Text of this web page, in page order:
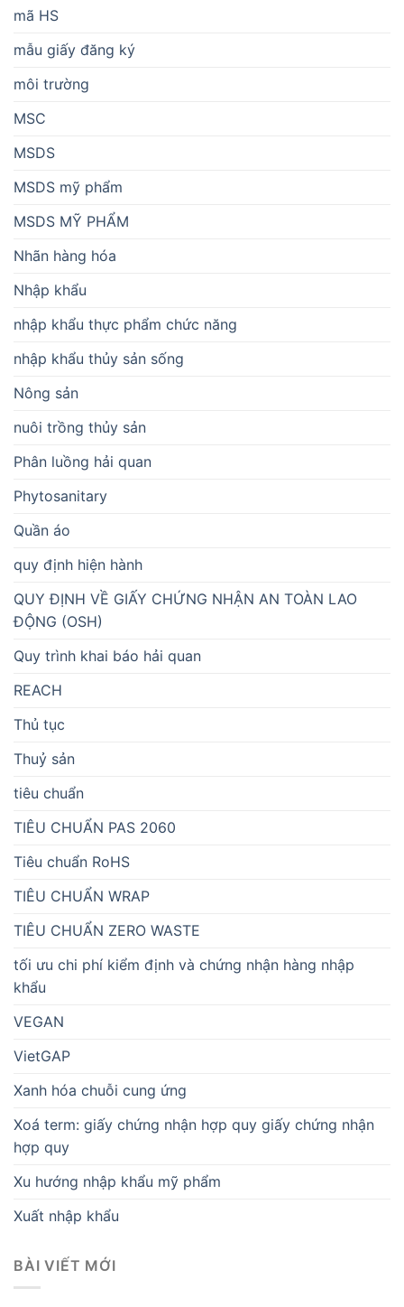
mã HS
mẫu giấy đăng ký
môi trường
MSC
MSDS
MSDS mỹ phẩm
MSDS MỸ PHẨM
Nhãn hàng hóa
Nhập khẩu
nhập khẩu thực phẩm chức năng
nhập khẩu thủy sản sống
Nông sản
nuôi trồng thủy sản
Phân luồng hải quan
Phytosanitary
Quần áo
quy định hiện hành
QUY ĐỊNH VỀ GIẤY CHỨNG NHẬN AN TOÀN LAO
ĐỘNG (OSH)
Quy trình khai báo hải quan
REACH
Thủ tục
Thuỷ sản
tiêu chuẩn
TIÊU CHUẨN PAS 2060
Tiêu chuẩn RoHS
TIÊU CHUẨN WRAP
TIÊU CHUẨN ZERO WASTE
tối ưu chi phí kiểm định và chứng nhận hàng nhập
khẩu
VEGAN
VietGAP
Xanh hóa chuỗi cung ứng
Xoá term: giấy chứng nhận hợp quy giấy chứng nhận
hợp quy
Xu hướng nhập khẩu mỹ phẩm
Xuất nhập khẩu
BÀI VIẾT MỚI